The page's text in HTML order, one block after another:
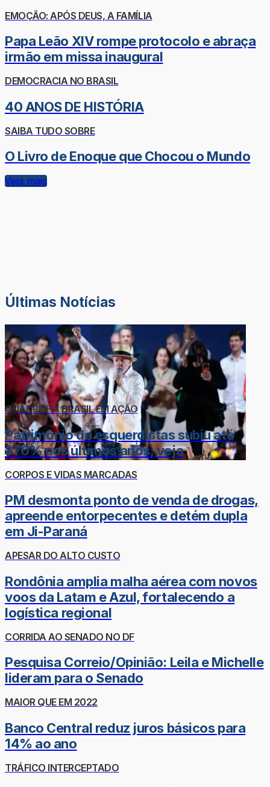
EMOÇÃO: APÓS DEUS, A FAMÍLIA
Papa Leão XIV rompe protocolo e abraça
irmão em missa inaugural
DEMOCRACIA NO BRASIL
40 ANOS DE HISTÓRIA
SAIBA TUDO SOBRE
O Livro de Enoque que Chocou o Mundo
Veja mais
Últimas Notícias
QUADRILHA BRASIL EM AÇÃO
Patrimônio de esquerdistas subiu até
870% nos últimos anos; veja
CORPOS E VIDAS MARCADAS
PM desmonta ponto de venda de drogas,
apreende entorpecentes e detém dupla
em Ji-Paraná
APESAR DO ALTO CUSTO
Rondônia amplia malha aérea com novos
voos da Latam e Azul, fortalecendo a
logística regional
CORRIDA AO SENADO NO DF
Pesquisa Correio/Opinião: Leila e Michelle
lideram para o Senado
MAIOR QUE EM 2022
Banco Central reduz juros básicos para
14% ao ano
TRÁFICO INTERCEPTADO